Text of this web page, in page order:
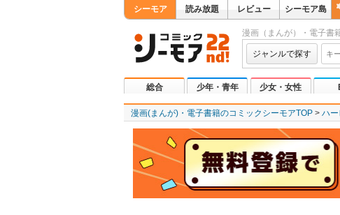
シーモア 読み放題 レビュー シーモア島
漫画（まんが）・電子書
ジャンルで探す
総合 少年・青年 少女・女性
漫画(まんが)・電子書籍のコミックシーモアTOP ハ